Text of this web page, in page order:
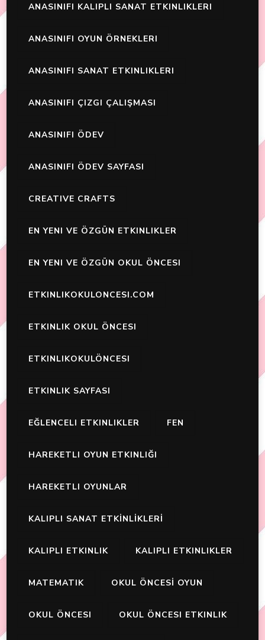
ANASINIFI KALIPLI SANAT ETKINLIKLERI
ANASINIFI OYUN ÖRNEKLERI
ANASINIFI SANAT ETKINLIKLERI
ANASINIFI ÇIZGI ÇALIŞMASI
ANASINIFI ÖDEV
ANASINIFI ÖDEV SAYFASI
CREATIVE CRAFTS
EN YENI VE ÖZGÜN ETKINLIKLER
EN YENI VE ÖZGÜN OKUL ÖNCESI
ETKINLIKOKULONCESI.COM
ETKINLIK OKUL ÖNCESI
ETKINLIKOKULÖNCESI
ETKINLIK SAYFASI
EĞLENCELI ETKINLIKLER FEN
HAREKETLI OYUN ETKINLIĞI
HAREKETLI OYUNLAR
KALIPLI SANAT ETKİNLİKLERİ
KALIPLI ETKINLIK KALIPLI ETKINLIKLER
MATEMATIK OKUL ÖNCESİ OYUN
OKUL ÖNCESI OKUL ÖNCESI ETKINLIK